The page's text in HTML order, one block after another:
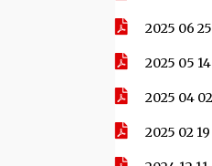
2025 06
2025 05
2025 04
2025 02